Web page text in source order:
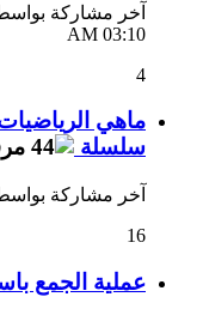
آخر مشاركة
03:10 AM
4
ماهي
سلسلة
آخر مشاركة
16
عملية الجمع